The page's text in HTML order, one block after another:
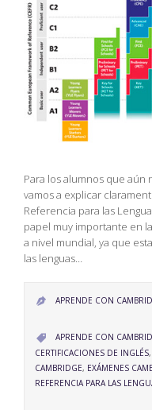
Para los alumnos que aún
vamos a explicar
Referencia para las
papel muy importante en
a nivel mundial, ya que
las lenguas…
 APRENDE CON
 CATEGORY
APRENDE CON
CERTIFICACIONES DE INGLÉS,
CAMBRIDGE, EXÁMENES
REFERENCIA PARA LAS